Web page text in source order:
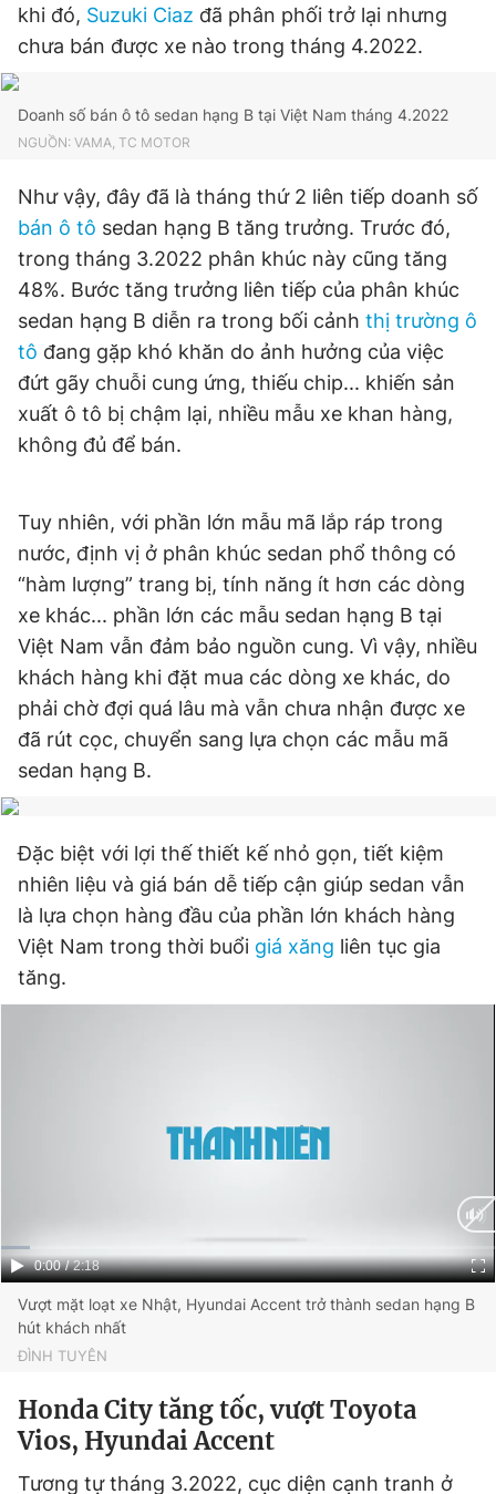
Giấy phép xuất bản số 110/GP - BTTTT cấp ngày 24.3.2020
© 2003-2026 Bản quyền thuộc về Báo Thanh Niên. Cấm sao
khi đó, Suzuki Ciaz đã phân phối trở lại nhưng
chưa bán được xe nào trong tháng 4.2022.
Doanh số bán ô tô sedan hạng B tại Việt Nam tháng 4.2022
NGUỒN: VAMA, TC MOTOR
Như vậy, đây đã là tháng thứ 2 liên tiếp doanh số
bán ô tô sedan hạng B tăng trưởng. Trước đó,
trong tháng 3.2022 phân khúc này cũng tăng
48%. Bước tăng trưởng liên tiếp của phân khúc
sedan hạng B diễn ra trong bối cảnh thị trường ô
tô đang gặp khó khăn do ảnh hưởng của việc
đứt gãy chuỗi cung ứng, thiếu chip... khiến sản
xuất ô tô bị chậm lại, nhiều mẫu xe khan hàng,
không đủ để bán.
Tuy nhiên, với phần lớn mẫu mã lắp ráp trong
nước, định vị ở phân khúc sedan phổ thông có
“hàm lượng” trang bị, tính năng ít hơn các dòng
xe khác... phần lớn các mẫu sedan hạng B tại
Việt Nam vẫn đảm bảo nguồn cung. Vì vậy, nhiều
khách hàng khi đặt mua các dòng xe khác, do
phải chờ đợi quá lâu mà vẫn chưa nhận được xe
đã rút cọc, chuyển sang lựa chọn các mẫu mã
sedan hạng B.
Đặc biệt với lợi thế thiết kế nhỏ gọn, tiết kiệm
nhiên liệu và giá bán dễ tiếp cận giúp sedan vẫn
là lựa chọn hàng đầu của phần lớn khách hàng
Việt Nam trong thời buổi giá xăng liên tục gia
tăng.
Current
Time
0:00 / Duration
2:18
Vượt mặt loạt xe Nhật, Hyundai Accent trở thành sedan hạng B
hút khách nhất
ĐÌNH TUYÊN
Honda City tăng tốc, vượt Toyota
Vios, Hyundai Accent
Tương tự tháng 3.2022, cục diện cạnh tranh ở